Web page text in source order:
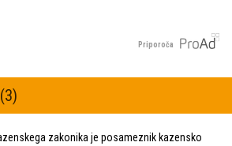
Priporoča
(3)
zakonika je posameznik kazensko